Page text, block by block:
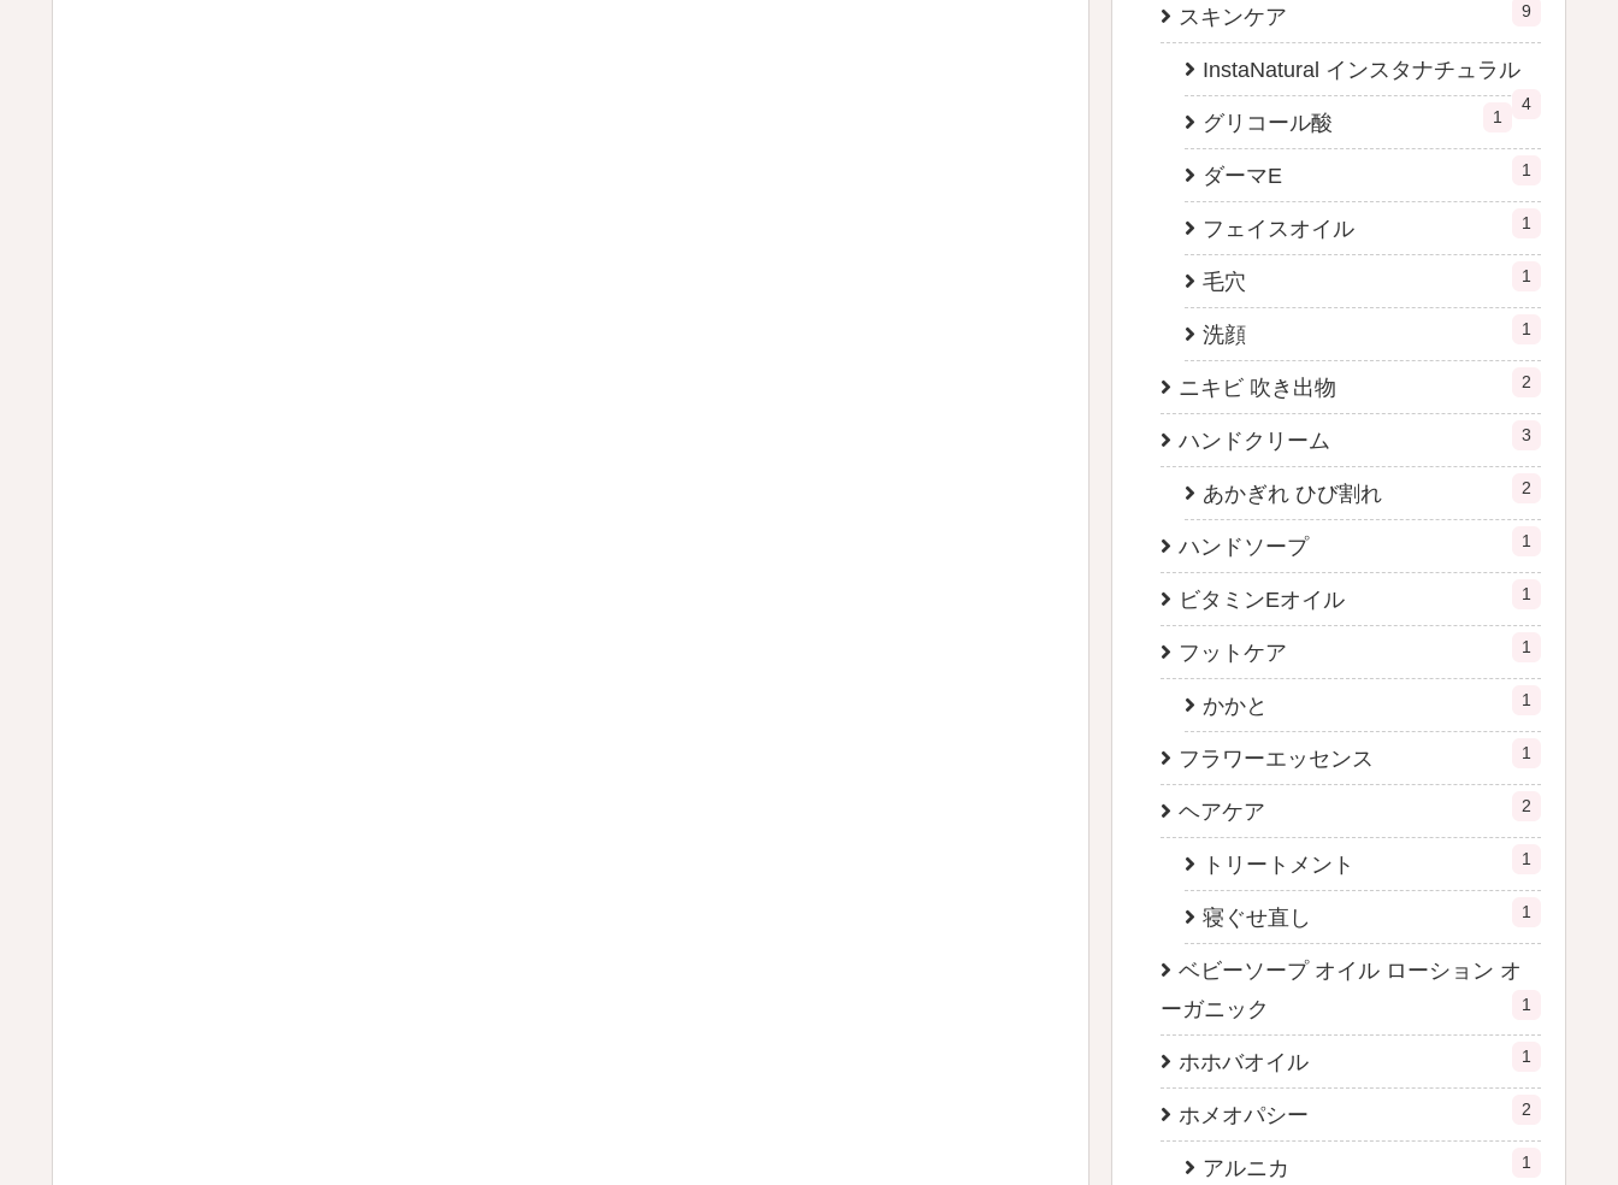
スキンケア 9
InstaNatural インスタナチュラル
4
グリコール酸 1
ダーマE 1
フェイスオイル 1
毛穴 1
洗顔 1
ニキビ 吹き出物 2
ハンドクリーム 3
あかぎれ ひび割れ 2
ハンドソープ 1
ビタミンEオイル 1
フットケア 1
かかと 1
フラワーエッセンス 1
ヘアケア 2
トリートメント 1
寝ぐせ直し 1
ベビーソープ オイル ローション オ
ーガニック
1
ホホバオイル 1
ホメオパシー 2
アルニカ 1